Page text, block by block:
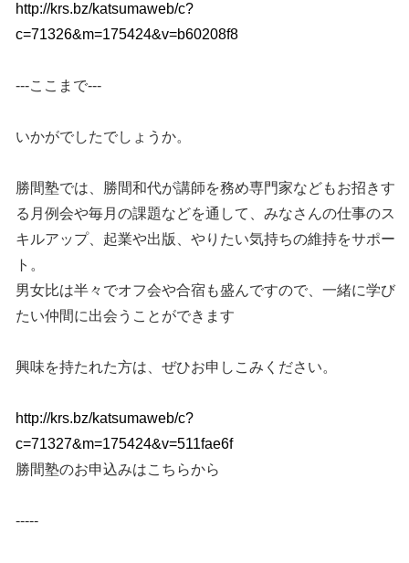
http://krs.bz/katsumaweb/c?
c=71326&m=175424&v=b60208f8
---ここまで---
いかがでしたでしょうか。
勝間塾では、勝間和代が講師を務め専門家などもお招きす
る月例会や毎月の課題などを通して、みなさんの仕事のス
キルアップ、起業や出版、やりたい気持ちの維持をサポー
ト。
男女比は半々でオフ会や合宿も盛んですので、一緒に学び
たい仲間に出会うことができます
興味を持たれた方は、ぜひお申しこみください。
http://krs.bz/katsumaweb/c?
c=71327&m=175424&v=511fae6f
勝間塾のお申込みはこちらから
-----